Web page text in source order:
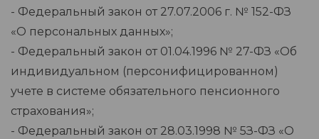
- Федеральный закон от 27.07.2006 г. № 152-ФЗ
«О персональных данных»;
- Федеральный закон от 01.04.1996 № 27-ФЗ «Об
индивидуальном (персонифицированном)
учете в системе обязательного пенсионного
страхования»;
- Федеральный закон от 28.03.1998 № 5З-ФЗ «О